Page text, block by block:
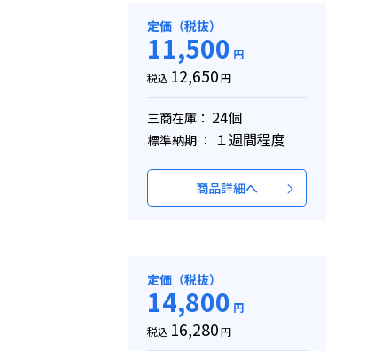
定価（税抜）
11,500 円
税込 12,650円
三商在庫： 24個
標準納期 ： １週間程度
商品詳細へ
定価（税抜）
14,800 円
税込 16,280円